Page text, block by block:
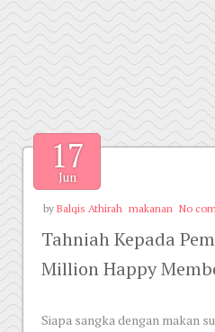
17
Jun
by Balqis Athirah makanan No
Tahniah Kepada
Million Happy
Siapa sangka dengan makan